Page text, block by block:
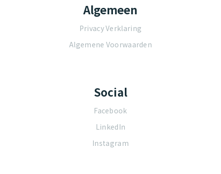
Algemeen
Privacy Verklaring
Algemene Voorwaarden
Social
Facebook
LinkedIn
Instagram